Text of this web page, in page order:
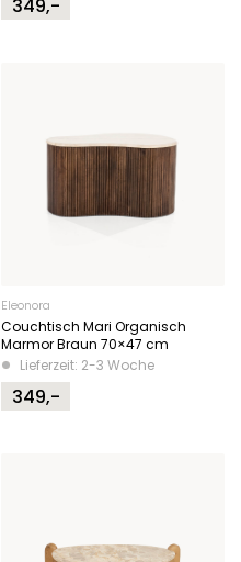
349,-
Eleonora
Couchtisch Mari Organisch
Marmor Braun 70×47 cm
Lieferzeit: 2-3 Woche
349,-